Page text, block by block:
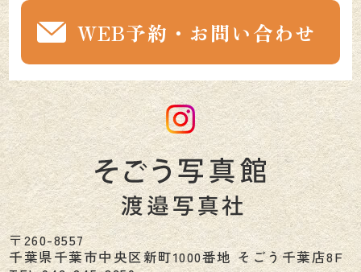
WEB予約・お問い合わせ
〒260-8557
千葉県千葉市中央区新町1000番地 そごう千葉店8F